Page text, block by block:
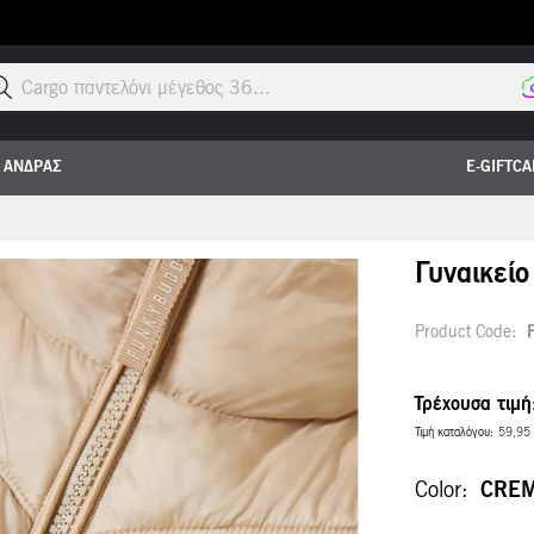
Cargo παντελόνι μέγεθος 36...
ΑΝΔΡΑΣ E-
Product Code
Τρέχουσα τιμή
Τιμή καταλόγου 59,95
Color